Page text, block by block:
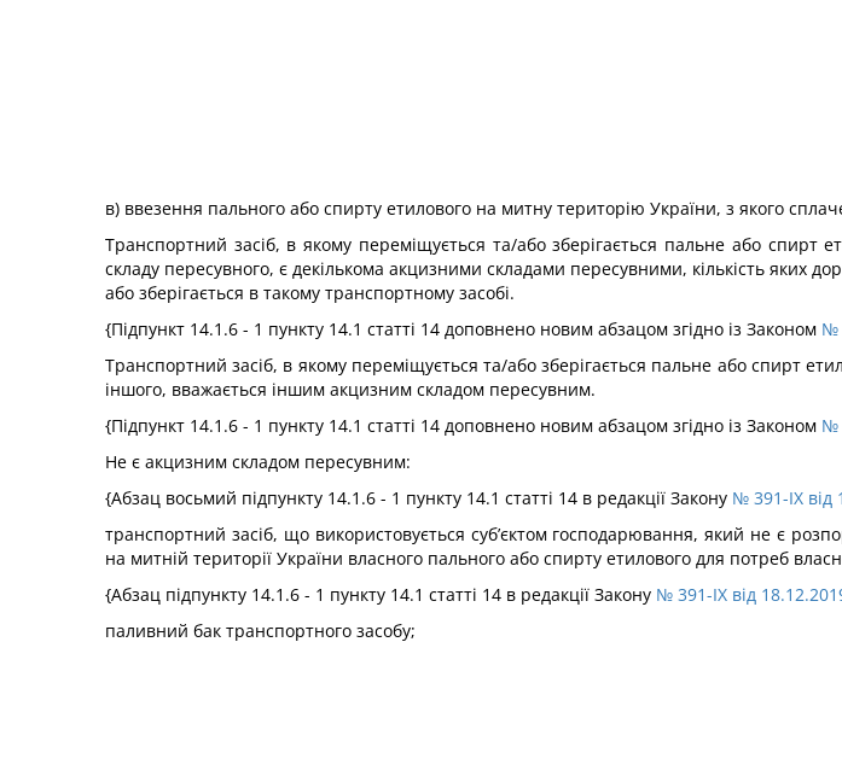
в) ввезення пального або спирту етилового на митну територію України, з якого
Транспортний засіб, в якому переміщується та/або зберігається пальне або спирт
складу пересувного, є декількома акцизними складами пересувними, кількість яких
або зберігається в такому транспортному засобі.
{Підпункт 14.1.6 - 1 пункту 14.1 статті 14 доповнено новим абзацом згідно із Законом №
Транспортний засіб, в якому переміщується та/або зберігається пальне або спирт
іншого, вважається іншим акцизним складом пересувним.
{Підпункт 14.1.6 - 1 пункту 14.1 статті 14 доповнено новим абзацом згідно із Законом №
Не є акцизним складом пересувним:
{Абзац восьмий підпункту 14.1.6 - 1 пункту 14.1 статті 14 в редакції Закону № 391-IX від
транспортний засіб, що використовується суб’єктом господарювання, який не є
на митній території України власного пального або спирту етилового для потреб
{Абзац підпункту 14.1.6 - 1 пункту 14.1 статті 14 в редакції Закону № 391-IX від
паливний бак транспортного засобу;